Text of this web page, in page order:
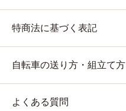
特商法に基づく表記
自転車の送り方・組立て方
よくある質問